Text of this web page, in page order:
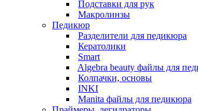
Подставки для рук
Макролинзы
Педикюр
Разделители для педикюра
Кератолики
Smart
Algebra beauty файлы для
Колпачки, основы
INKI
Manita файлы для педикюра